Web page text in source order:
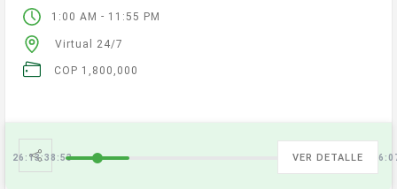
1:00 AM - 11:55 PM
Virtual 24/7
COP 1,800,000
26:13:38:54 VER DETALLE